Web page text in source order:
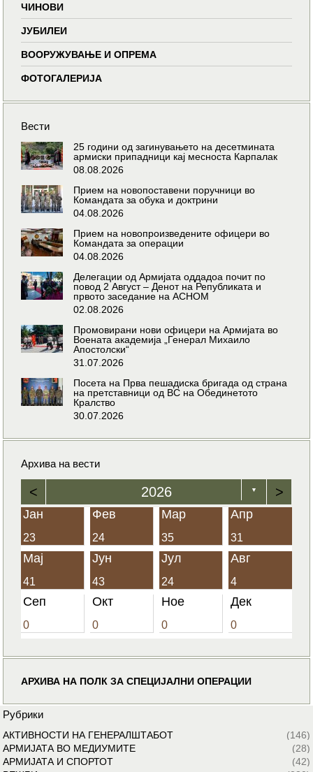
ЧИНОВИ
ЈУБИЛЕИ
ВООРУЖУВАЊЕ И ОПРЕМА
ФОТОГАЛЕРИЈА
Вести
25 години од загинувањето на десетмината
армиски припадници кај месноста Карпалак
08.08.2026
Прием на новопоставени поручници во
Командата за обука и доктрини
04.08.2026
Прием на новопроизведените офицери во
Командата за операции
04.08.2026
Делегации од Армијата оддадоа почит по
повод 2 Август – Денот на Републиката и
првото заседание на АСНОМ
02.08.2026
Промовирани нови офицери на Армијата во
Воената академија „Генерал Михаило
Апостолски“
31.07.2026
Посета на Прва пешадиска бригада од страна
на претставници од ВС на Обединетото
Кралство
30.07.2026
Архива на вести
< 2026 ▼ >
Јан
23
Фев
24
Мар
35
Апр
31
Мај
41
Јун
43
Јул
24
Авг
4
Сеп
0
Окт
0
Ное
0
Дек
0
АРХИВА НА ПОЛК ЗА СПЕЦИЈАЛНИ ОПЕРАЦИИ
Рубрики
АКТИВНОСТИ НА ГЕНЕРАЛШТАБОТ
(146)
АРМИЈАТА ВО МЕДИУМИТЕ
(28)
АРМИЈАТА И СПОРТОТ
(42)